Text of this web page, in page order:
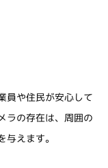
員や住民が安心して
ラの存在は、周囲の
えます。